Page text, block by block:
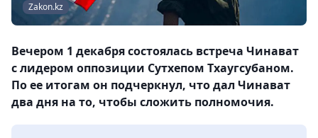
Zakon.kz
Вечером 1 декабря состоялась встреча Чинават
с лидером оппозиции Сутхепом Тхаугсубаном.
По ее итогам он подчеркнул, что дал Чинават
два дня на то, чтобы сложить полномочия.